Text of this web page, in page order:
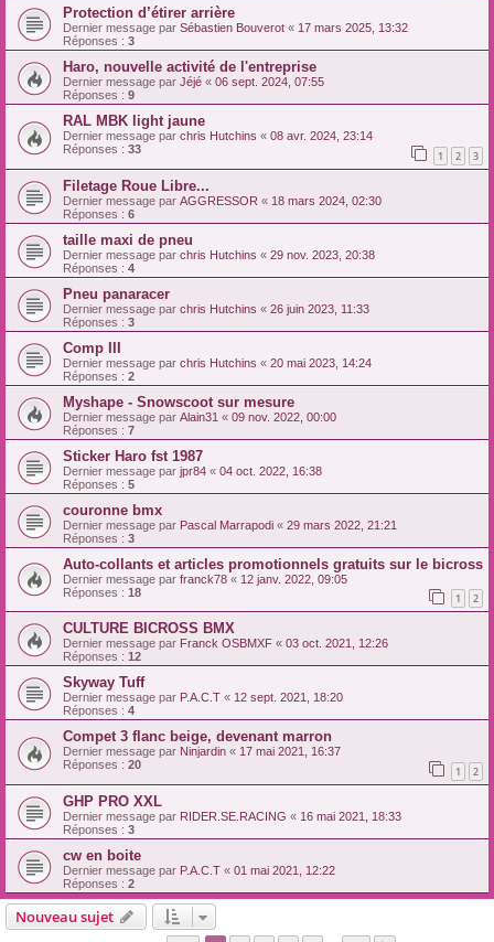
Protection d’étirer arrière
Dernier message par Sébastien Bouverot « 17 mars 2025, 13:32
Réponses : 3
Haro, nouvelle activité de l'entreprise
Dernier message par Jéjé « 06 sept. 2024, 07:55
Réponses : 9
RAL MBK light jaune
Dernier message par chris Hutchins « 08 avr. 2024, 23:14
Réponses : 33 1 2 3
Filetage Roue Libre...
Dernier message par AGGRESSOR « 18 mars 2024, 02:30
Réponses : 6
taille maxi de pneu
Dernier message par chris Hutchins « 29 nov. 2023, 20:38
Réponses : 4
Pneu panaracer
Dernier message par chris Hutchins « 26 juin 2023, 11:33
Réponses : 3
Comp III
Dernier message par chris Hutchins « 20 mai 2023, 14:24
Réponses : 2
Myshape - Snowscoot sur mesure
Dernier message par Alain31 « 09 nov. 2022, 00:00
Réponses : 7
Sticker Haro fst 1987
Dernier message par jpr84 « 04 oct. 2022, 16:38
Réponses : 5
couronne bmx
Dernier message par Pascal Marrapodi « 29 mars 2022, 21:21
Réponses : 3
Auto-collants et articles promotionnels gratuits sur le bicross
Dernier message par franck78 « 12 janv. 2022, 09:05
Réponses : 18 1 2
CULTURE BICROSS BMX
Dernier message par Franck OSBMXF « 03 oct. 2021, 12:26
Réponses : 12
Skyway Tuff
Dernier message par P.A.C.T « 12 sept. 2021, 18:20
Réponses : 4
Compet 3 flanc beige, devenant marron
Dernier message par Ninjardin « 17 mai 2021, 16:37
Réponses : 20 1 2
GHP PRO XXL
Dernier message par RIDER.SE.RACING « 16 mai 2021, 18:33
Réponses : 3
cw en boite
Dernier message par P.A.C.T « 01 mai 2021, 12:22
Réponses : 2
Nouveau sujet